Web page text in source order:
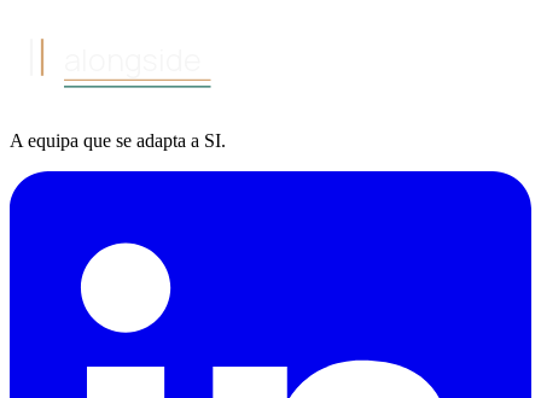
A equipa que se adapta a SI.